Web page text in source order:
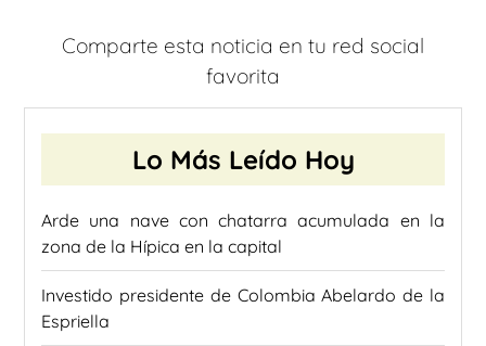
Comparte esta noticia en tu red social
favorita
Lo Más Leído Hoy
Arde una nave con chatarra acumulada en la
zona de la Hípica en la capital
Investido presidente de Colombia Abelardo de la
Espriella